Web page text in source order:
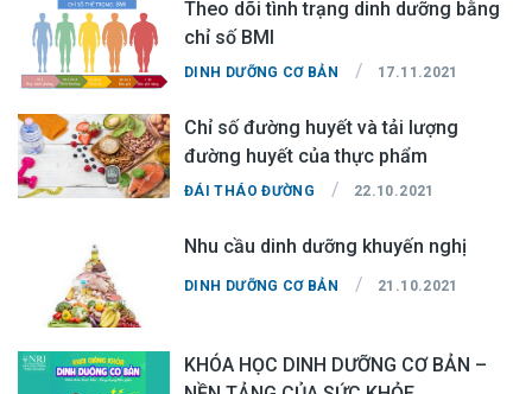
Theo dõi tình trạng dinh dưỡng bằng
chỉ số BMI
DINH DƯỠNG CƠ BẢN / 17.11.2021
Chỉ số đường huyết và tải lượng
đường huyết của thực phẩm
ĐÁI THÁO ĐƯỜNG / 22.10.2021
Nhu cầu dinh dưỡng khuyến nghị
DINH DƯỠNG CƠ BẢN / 21.10.2021
KHÓA HỌC DINH DƯỠNG CƠ BẢN –